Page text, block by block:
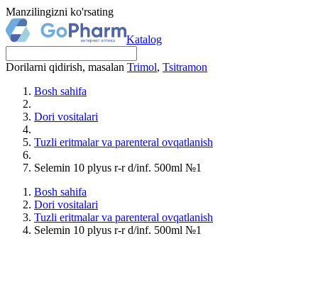
Manzilingizni ko'rsating
Katalog
Dorilarni qidirish, masalan Trimol, Tsitramon
Bosh sahifa
Dori vositalari
Tuzli eritmalar va parenteral ovqatlanish
Selemin 10 plyus r-r d/inf. 500ml №1
Bosh sahifa
Dori vositalari
Tuzli eritmalar va parenteral ovqatlanish
Selemin 10 plyus r-r d/inf. 500ml №1